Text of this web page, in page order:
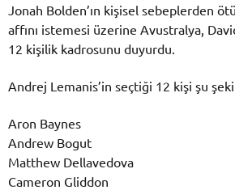
Jonah Bolden’ın kişisel sebeplerden
affını istemesi üzerine Avustralya,
12 kişilik kadrosunu duyurdu.
Andrej Lemanis’in seçtiği 12 kişi şu
Aron Baynes
Andrew Bogut
Matthew Dellavedova
Cameron Gliddon